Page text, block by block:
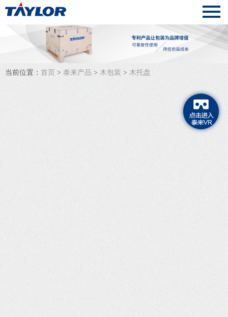
当前位置： 首页 > 泰来产品 >木包装 > 木托盘